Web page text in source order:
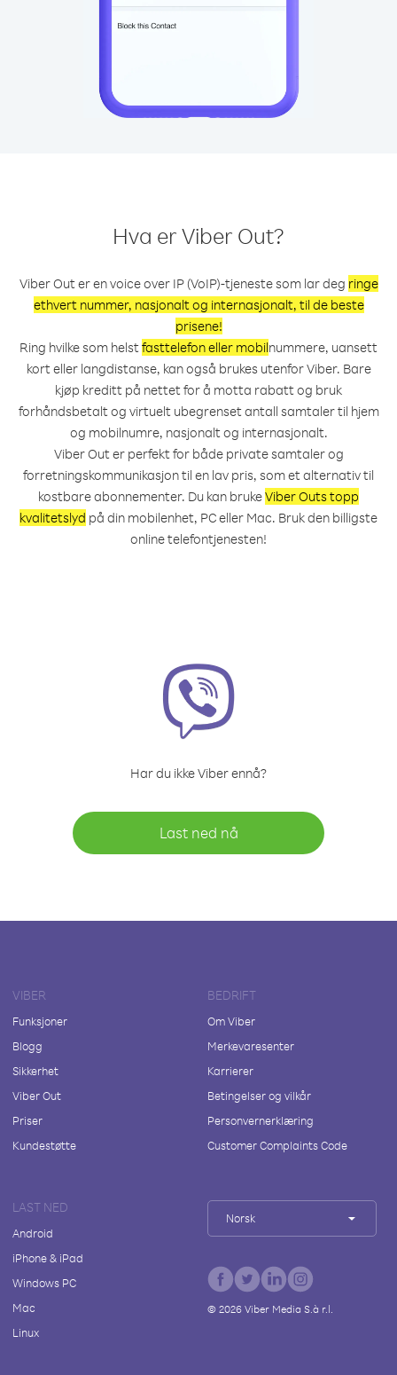
Hva er Viber Out?
Viber Out er en voice over IP (VoIP)-tjeneste som lar deg ringe
ethvert nummer, nasjonalt og internasjonalt, til de beste
prisene!
Ring hvilke som helstfasttelefon eller mobilnummere, uansett
kort eller langdistanse, kan også brukes utenfor Viber. Bare
kjøp kreditt på nettet for å motta rabatt og bruk
forhåndsbetalt og virtuelt ubegrenset antall samtaler til hjem
og mobilnumre, nasjonalt og internasjonalt.
Viber Out er perfekt for både private samtaler og
forretningskommunikasjon til en lav pris, som et alternativ til
kostbare abonnementer. Du kan brukeViber Outs topp
kvalitetslyd på din mobilenhet, PC eller Mac. Bruk den billigste
online telefontjenesten!
Har du ikke Viber ennå?
Last ned nå
VIBER
Funksjoner
Blogg
Sikkerhet
Viber Out
Priser
Kundestøtte
BEDRIFT
Om Viber
Merkevaresenter
Karrierer
Betingelser og vilkår
Personvernerklæring
Customer Complaints Code
LAST NED
Android
iPhone & iPad
Windows PC
Mac
Linux
Norsk
© 2026Viber Media S.à r.l.